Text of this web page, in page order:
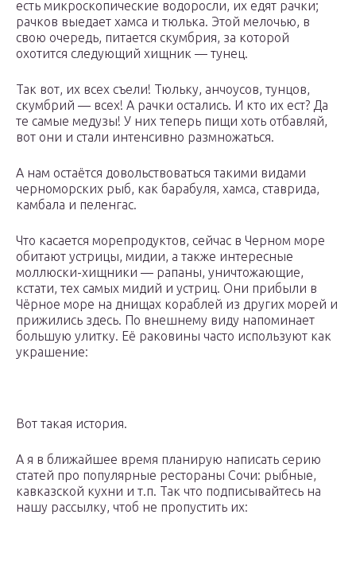
есть микроскопические водоросли, их едят рачки;
рачков выедает хамса и тюлька. Этой мелочью, в
свою очередь, питается скумбрия, за которой
охотится следующий хищник — тунец.
Так вот, их всех съели! Тюльку, анчоусов, тунцов,
скумбрий — всех! А рачки остались. И кто их ест? Да
те самые медузы! У них теперь пищи хоть отбавляй,
вот они и стали интенсивно размножаться.
А нам остаётся довольствоваться такими видами
черноморских рыб, как барабуля, хамса, ставрида,
камбала и пеленгас.
Что касается морепродуктов, сейчас в Черном море
обитают устрицы, мидии, а также интересные
моллюски-хищники — рапаны, уничтожающие,
кстати, тех самых мидий и устриц. Они прибыли в
Чёрное море на днищах кораблей из других морей и
прижились здесь. По внешнему виду напоминает
большую улитку. Её раковины часто используют как
украшение:
Вот такая история.
А я в ближайшее время планирую написать серию
статей про популярные рестораны Сочи: рыбные,
кавказской кухни и т.п. Так что подписывайтесь на
нашу рассылку, чтоб не пропустить их: